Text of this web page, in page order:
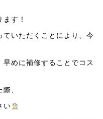
す！
いただくことにより、今
めに補修することでコス
、
い